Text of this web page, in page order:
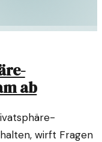
ab
wirft Fragen